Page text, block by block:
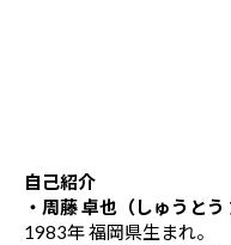
自己紹介
・周藤 卓也（しゅうとう
1983年 福岡県生まれ。